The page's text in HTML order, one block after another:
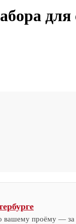
для
вашему проёму — за